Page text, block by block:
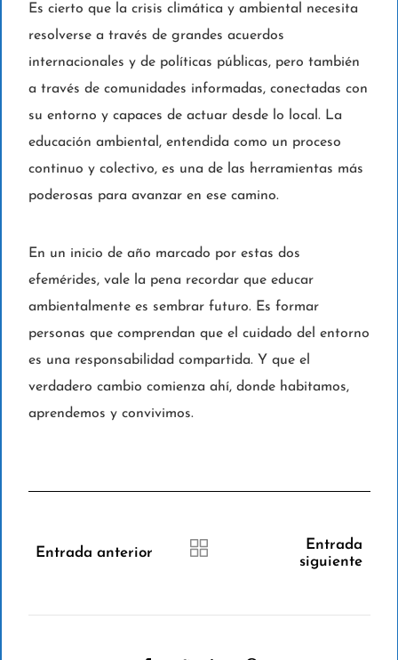
Es cierto que la crisis climática y ambiental necesita
resolverse a través de grandes acuerdos
internacionales y de políticas públicas, pero también
a través de comunidades informadas, conectadas con
su entorno y capaces de actuar desde lo local. La
educación ambiental, entendida como un proceso
continuo y colectivo, es una de las herramientas más
poderosas para avanzar en ese camino.
En un inicio de año marcado por estas dos
efemérides, vale la pena recordar que educar
ambientalmente es sembrar futuro. Es formar
personas que comprendan que el cuidado del entorno
es una responsabilidad compartida. Y que el
verdadero cambio comienza ahí, donde habitamos,
aprendemos y convivimos.
Entrada anterior
Entrada
siguiente